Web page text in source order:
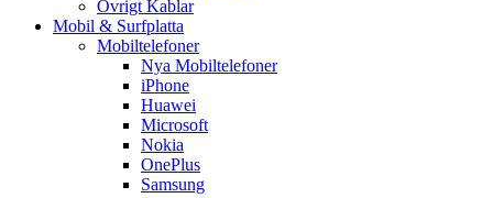
Övrigt Kablar
Mobil & Surfplatta
Mobiltelefoner
Nya Mobiltelefoner
iPhone
Huawei
Microsoft
Nokia
OnePlus
Samsung